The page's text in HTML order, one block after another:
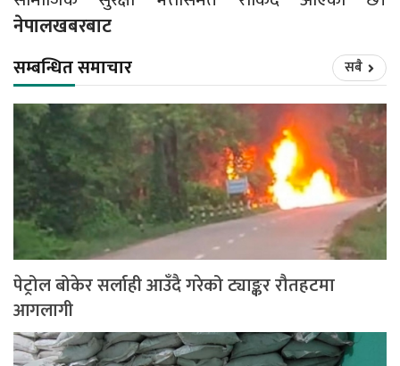
नेपालखबरबाट
सम्बन्धित समाचार सबै
पेट्रोल बोकेर सर्लाही आउँदै गरेको ट्याङ्कर रौतहटमा
आगलागी